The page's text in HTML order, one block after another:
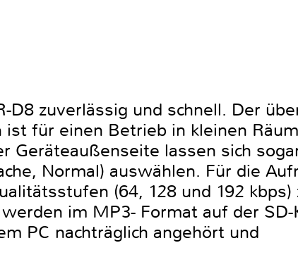
zuverlässig und schnell. Der
ist für einen Betrieb in kleinen
Geräteaußenseite lassen sich
Normal) auswählen. Für die
(64, 128 und 192 kbps)
im MP3- Format auf der SD-
PC nachträglich angehört und